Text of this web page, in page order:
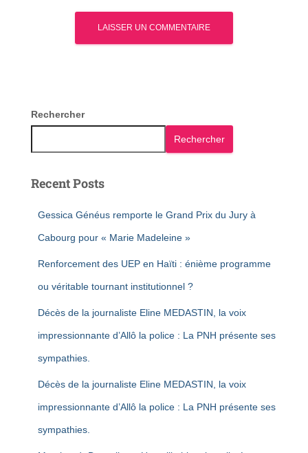
Rechercher
Rechercher
Recent Posts
Gessica Généus remporte le Grand Prix du Jury à
Cabourg pour « Marie Madeleine »
Renforcement des UEP en Haïti : énième programme
ou véritable tournant institutionnel ?
Décès de la journaliste Eline MEDASTIN, la voix
impressionnante d’Allô la police : La PNH présente ses
sympathies.
Décès de la journaliste Eline MEDASTIN, la voix
impressionnante d’Allô la police : La PNH présente ses
sympathies.